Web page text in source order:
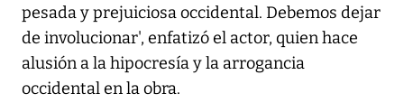
pesada y prejuiciosa occidental. Debemos dejar
de involucionar', enfatizó el actor, quien hace
alusión a la hipocresía y la arrogancia
occidental en la obra.